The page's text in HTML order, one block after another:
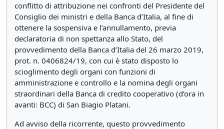
conflitto di attribuzione nei confronti del Presidente del
Consiglio dei ministri e della Banca d’Italia, al fine di
ottenere la sospensiva e l’annullamento, previa
declaratoria di non spettanza allo Stato, del
provvedimento della Banca d’Italia del 26 marzo 2019,
prot. n. 0406824/19, con cui è stato disposto lo
scioglimento degli organi con funzioni di
amministrazione e controllo e la nomina degli organi
straordinari della Banca di credito cooperativo (d’ora in
avanti: BCC) di San Biagio Platani.
Ad avviso della ricorrente, questo provvedimento